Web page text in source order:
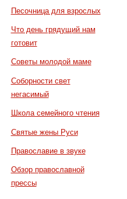
Песочница для взрослых
Что день грядущий нам
готовит
Советы молодой маме
Соборности свет
негасимый
Школа семейного чтения
Святые жены Руси
Православие в звуке
Обзор православной
прессы